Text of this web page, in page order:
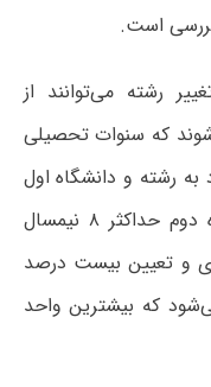
است.
رشته می‌توانند از
که سنوات تحصیلی
به رشته و دانشگاه اول
تا دانش آموختگی از رشته و دانشگاه دوم حداکثر ۸ نیمسال
و تعیین بیست درصد
که بیشترین واحد